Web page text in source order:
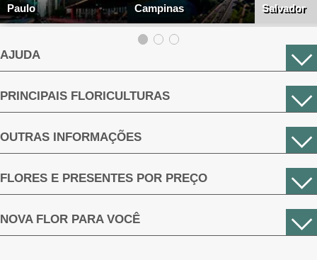
Paulo
Campinas
Salvador
AJUDA
PRINCIPAIS FLORICULTURAS
OUTRAS INFORMAÇÕES
FLORES E PRESENTES POR PREÇO
NOVA FLOR PARA VOCÊ